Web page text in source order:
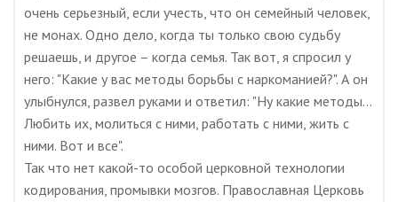
очень серьезный, если учесть, что он семейный человек,
не монах. Одно дело, когда ты только свою судьбу
решаешь, и другое – когда семья. Так вот, я спросил у
него: "Какие у вас методы борьбы с наркоманией?". А он
улыбнулся, развел руками и ответил: "Ну какие методы…
Любить их, молиться с ними, работать с ними, жить с
ними. Вот и все".
Так что нет какой-то особой церковной технологии
кодирования, промывки мозгов. Православная Церковь